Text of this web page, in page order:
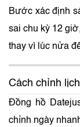
Bước xác định
sai chu kỳ 12
thay vì lúc nửa
Cách chỉnh
Đồng hồ
chỉnh ngày